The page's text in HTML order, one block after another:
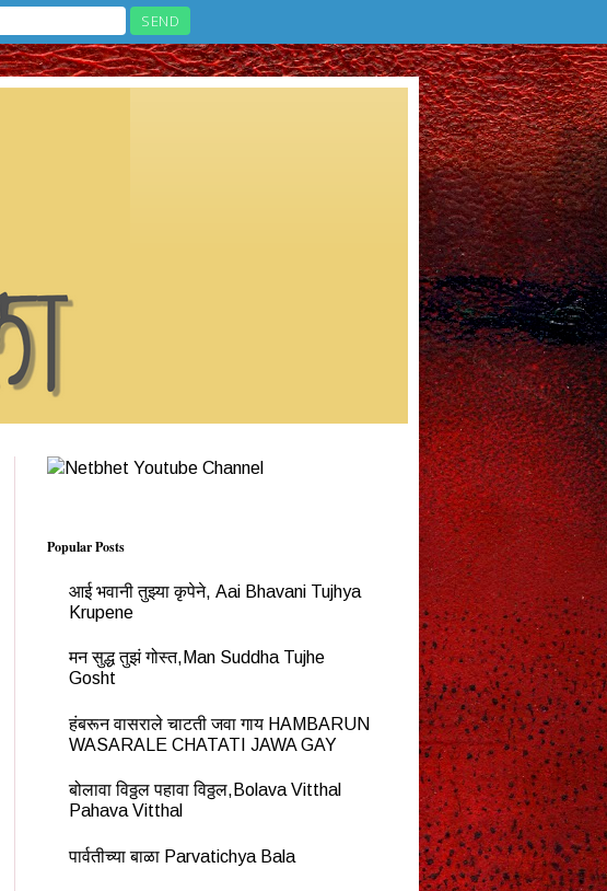
Popular Posts
आई भवानी तुझ्या कृपेने, Aai Bhavani Tujhya
Krupene
मन सुद्ध तुझं गोस्त,Man Suddha Tujhe
Gosht
हंबरून वासराले चाटती जवा गाय HAMBARUN
WASARALE CHATATI JAWA GAY
बोलावा विठ्ठल पहावा विठ्ठल,Bolava Vitthal
Pahava Vitthal
पार्वतीच्या बाळा Parvatichya Bala